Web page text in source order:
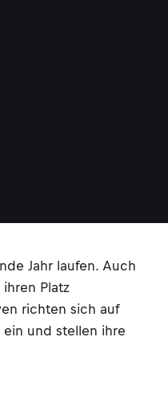
Jahr laufen. Auch
Platz
richten sich auf
und stellen ihre